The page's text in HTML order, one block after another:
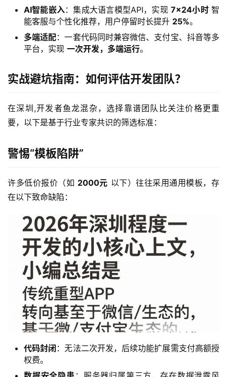
AI智能嵌入：集成大语言模型API，实现7×24小时智
能客服与个性化推荐，用户停留时长提升 25%。
多端适配：一套代码同时兼容微信、支付宝、抖音等多
平台，实现 一次开发，多端运行。
实战避坑指南：如何评估开发团队？
在深圳,开发者鱼龙混杂，选择靠谱团队比关注价格更重
要，以下是基于行业专家共识的筛选标准：
警惕“模板陷阱”
许多低价报价（如 2000元 以下）往往采用通用模板，存
在以下致命缺陷：
代码封闭 ：无法二次开发，后续功能扩展需支付高额授
权费。